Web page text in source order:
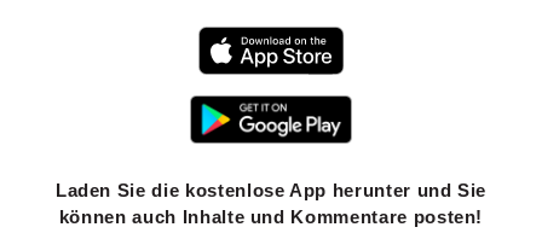
Laden Sie die kostenlose App herunter und Sie
können auch Inhalte und Kommentare posten!